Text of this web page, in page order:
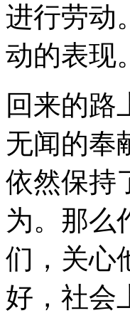
进行劳动
动的表现。
回来的路
无闻的奉
依然保持
为。那么
们，关心
好，社会